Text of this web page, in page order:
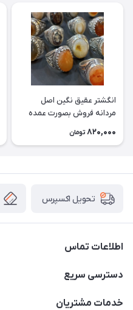
انگشتر عقیق نگین اصل
مردانه فروش بصورت عمده
3عدد هست فروش بصورت
820,000 تومان
تحویل اکسپرس
اطلاعات تماس
09124780957
دسترسی سریع
حساب کاربری
خدمات مشتریان